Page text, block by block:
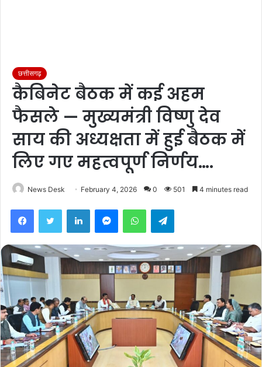
छत्तीसगढ़
कैबिनेट बैठक में कई अहम
फैसले — मुख्यमंत्री विष्णु देव
साय की अध्यक्षता में हुई बैठक में
लिए गए महत्वपूर्ण निर्णय….
News Desk February 4, 2026 0 501 4 minutes read